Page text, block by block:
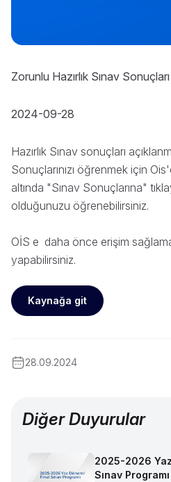
Zorunlu Hazırlık Sınav Sonuçları
2024-09-28
Hazırlık Sınav sonuçları
Sonuçlarınızı öğrenmek için
altında "Sınav Sonuçlarına"
olduğunuzu öğrenebilirsiniz.
OİS e daha önce erişim
yapabilirsiniz.
Kaynağa git
28.09.2024
Diğer Duyurular
2025-2026
Sınav Programı